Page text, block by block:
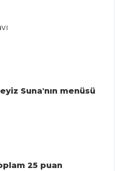
Suna'nın menüsü
25 puan